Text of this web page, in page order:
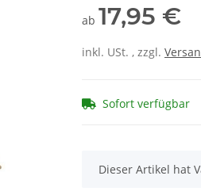
ab 17,95 €
inkl. USt. , zzgl.
Sofort verfügbar
x
Dieser Artikel hat